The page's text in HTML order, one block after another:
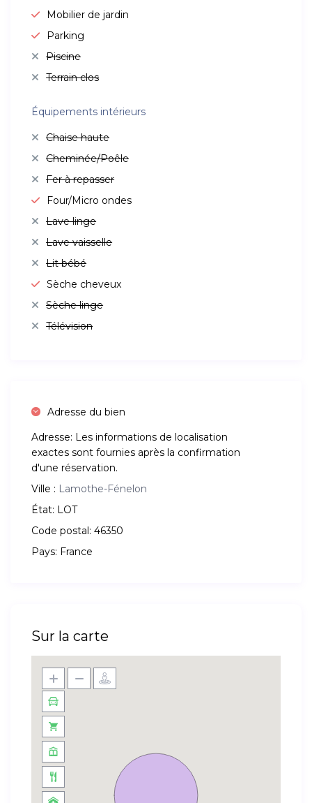
Mobilier de jardin
Parking
Piscine
Terrain clos
Équipements intérieurs
Chaise haute
Cheminée/Poêle
Fer à repasser
Four/Micro ondes
Lave linge
Lave vaisselle
Lit bébé
Sèche cheveux
Sèche linge
Télévision
Adresse du bien
Adresse: Les informations de localisation
exactes sont fournies après la confirmation
d'une réservation.
Ville : Lamothe-Fénelon
État: LOT
Code postal: 46350
Pays: France
Sur la carte